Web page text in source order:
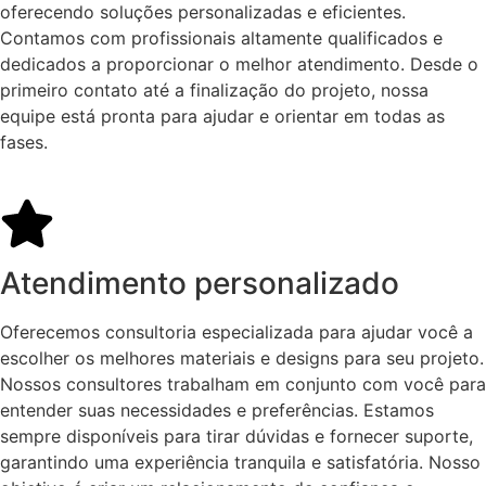
oferecendo soluções personalizadas e eficientes.
Contamos com profissionais altamente qualificados e
dedicados a proporcionar o melhor atendimento. Desde o
primeiro contato até a finalização do projeto, nossa
equipe está pronta para ajudar e orientar em todas as
fases.
Atendimento personalizado
Oferecemos consultoria especializada para ajudar você a
escolher os melhores materiais e designs para seu projeto.
Nossos consultores trabalham em conjunto com você para
entender suas necessidades e preferências. Estamos
sempre disponíveis para tirar dúvidas e fornecer suporte,
garantindo uma experiência tranquila e satisfatória. Nosso